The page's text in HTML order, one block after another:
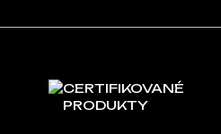
CERTIFIKOVANÉ
PRODUKTY